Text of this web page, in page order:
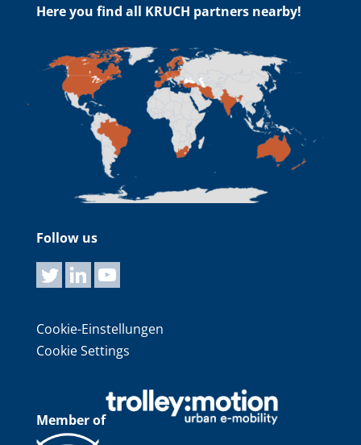
Here you find all KRUCH partners nearby!
Follow us
Cookie-Einstellungen
Cookie Settings
Member of